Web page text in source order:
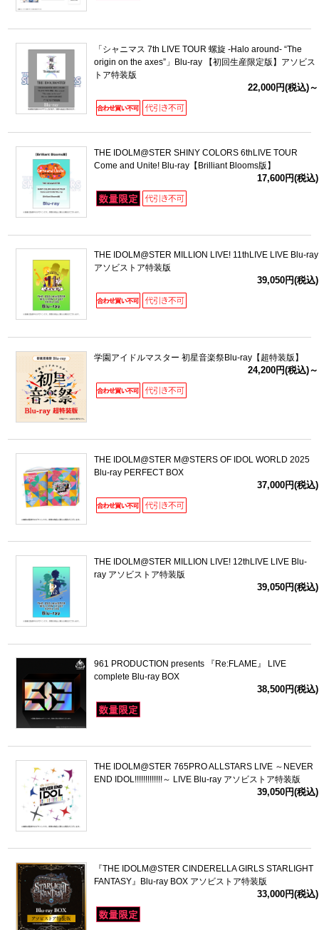
「シャニマス 7th LIVE TOUR 螺旋 -Halo around- “The
origin on the axes”」Blu-ray 【初回生産限定版】アソビス
トア特装版
22,000円(税込)～
THE IDOLM@STER SHINY COLORS 6thLIVE TOUR
Come and Unite! Blu-ray【Brilliant Blooms版】
17,600円(税込)
THE IDOLM@STER MILLION LIVE! 11thLIVE LIVE Blu-ray
アソビストア特装版
39,050円(税込)
学園アイドルマスター 初星音楽祭Blu-ray【超特装版】
24,200円(税込)～
THE IDOLM@STER M@STERS OF IDOL WORLD 2025
Blu-ray PERFECT BOX
37,000円(税込)
THE IDOLM@STER MILLION LIVE! 12thLIVE LIVE Blu-
ray アソビストア特装版
39,050円(税込)
961 PRODUCTION presents 『Re:FLAME』 LIVE
complete Blu-ray BOX
38,500円(税込)
THE IDOLM@STER 765PRO ALLSTARS LIVE ～NEVER
END IDOL!!!!!!!!!!!!!～ LIVE Blu-ray アソビストア特装版
39,050円(税込)
『THE IDOLM@STER CINDERELLA GIRLS STARLIGHT
FANTASY』Blu-ray BOX アソビストア特装版
33,000円(税込)